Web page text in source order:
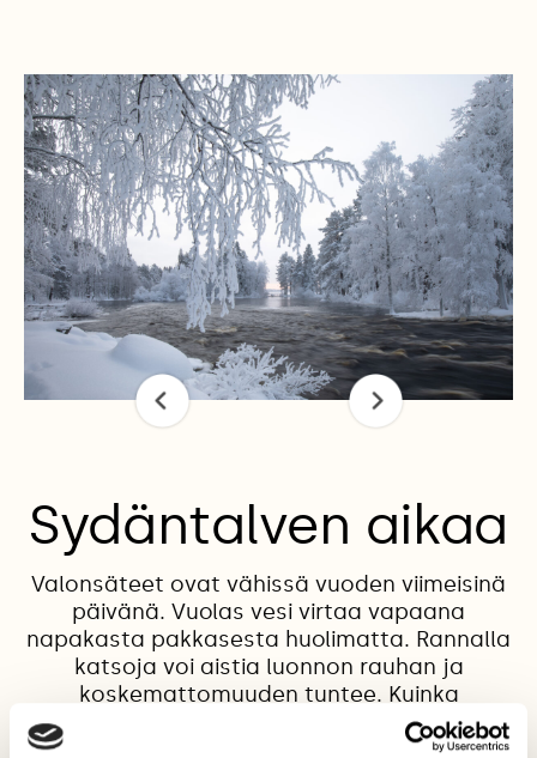
Sydäntalven aikaa
Valonsäteet ovat vähissä vuoden viimeisinä
päivänä. Vuolas vesi virtaa vapaana
napakasta pakkasesta huolimatta. Rannalla
katsoja voi aistia luonnon rauhan ja
koskemattomuuden tuntee. Kuinka
rauhoittavaa onkaan katso tuota vapaana
virtaavaa vettä ja puhdasta lumihankea.